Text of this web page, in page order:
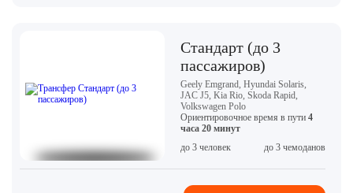
Стандарт (до 3
пассажиров)
Geely Emgrand, Hyundai Solaris,
JAC J5, Kia Rio, Skoda Rapid,
Volkswagen Polo
Ориентировочное время в пути 4
часа 20 минут
до 3 человек
до 3 чемоданов